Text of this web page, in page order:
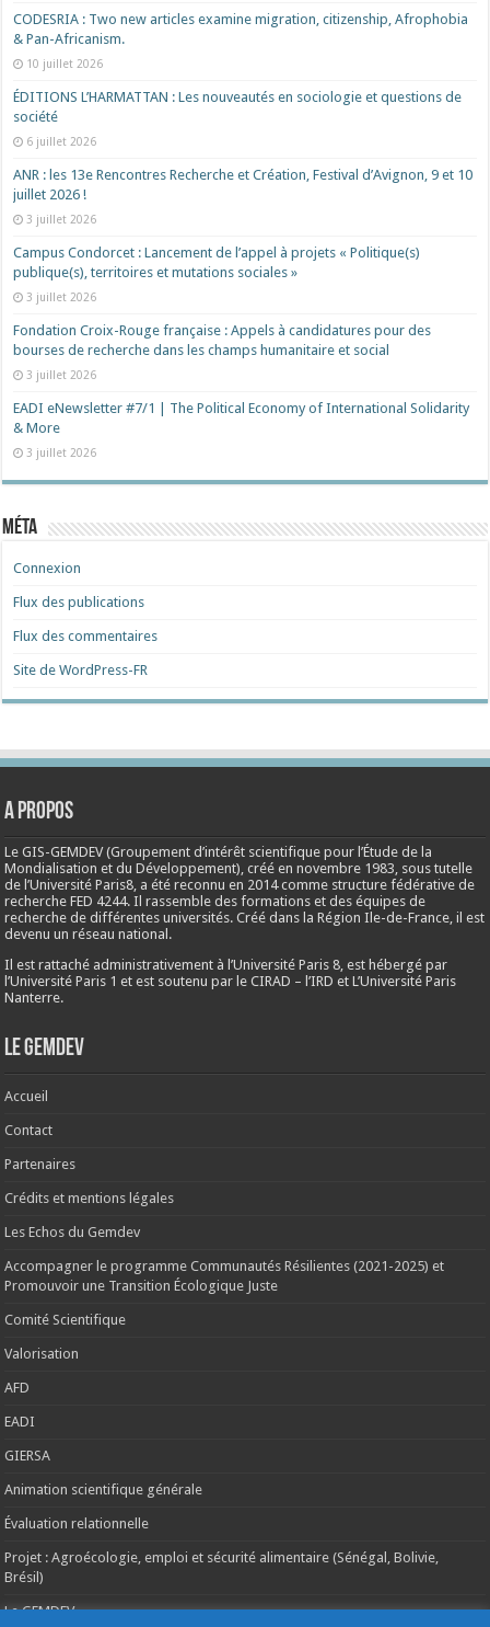
CODESRIA : Two new articles examine migration, citizenship, Afrophobia
& Pan-Africanism.
10 juillet 2026
ÉDITIONS L’HARMATTAN : Les nouveautés en sociologie et questions de
société
6 juillet 2026
ANR : les 13e Rencontres Recherche et Création, Festival d’Avignon, 9 et 10
juillet 2026 !
3 juillet 2026
Campus Condorcet : Lancement de l’appel à projets « Politique(s)
publique(s), territoires et mutations sociales »
3 juillet 2026
Fondation Croix-Rouge française : Appels à candidatures pour des
bourses de recherche dans les champs humanitaire et social
3 juillet 2026
EADI eNewsletter #7/1 | The Political Economy of International Solidarity
& More
3 juillet 2026
Méta
Connexion
Flux des publications
Flux des commentaires
Site de WordPress-FR
A propos
Le GIS-GEMDEV (Groupement d’intérêt scientifique pour l’Étude de la
Mondialisation et du Développement), créé ennovembre 1983, sous tutelle
de l’Université Paris8, a été reconnu en 2014 comme structure fédérative de
recherche FED 4244. Il rassemble des formations et des équipes de
recherche de différentes universités. Créé dans la Région Ile-de-France, il est
devenu un réseau national.
Il est rattaché administrativement à l’Université Paris 8, est hébergé par
l’Université Paris 1 et est soutenu par le CIRAD – l’IRD et L’Université Paris
Nanterre.
Le Gemdev
Accueil
Contact
Partenaires
Crédits et mentions légales
Les Echos du Gemdev
Accompagner le programme Communautés Résilientes (2021-2025) et
Promouvoir une Transition Écologique Juste
Comité Scientifique
Valorisation
AFD
EADI
GIERSA
Animation scientifique générale
Évaluation relationnelle
Projet : Agroécologie, emploi et sécurité alimentaire (Sénégal, Bolivie,
Brésil)
Le GEMDEV